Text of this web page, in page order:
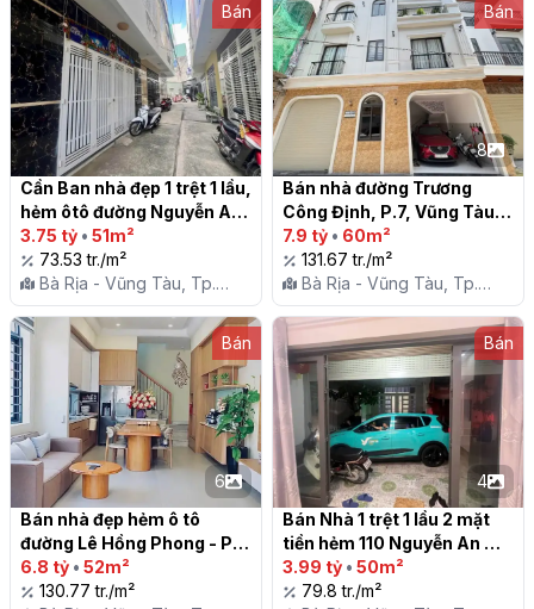
Bán
Cần Ban nhà đẹp 1 trệt 1 lầu,
hẻm ôtô đường Nguyễn An
Ninh, phường 7, Vũng Tàu
3.75 tỷ • 51m²
73.53 tr./m²
Bà Rịa - Vũng Tàu, Tp.
Vũng Tàu, P. 7
Bán
8
Bán nhà đường Trương
Công Định, P.7, Vũng Tàu
7.9 tỷ • 60m²
131.67 tr./m²
Bà Rịa - Vũng Tàu, Tp.
Vũng Tàu, P. 7
Bán
6
Bán nhà đẹp hẻm ô tô
đường Lê Hồng Phong - P7
- TP Vũng Tàu
6.8 tỷ • 52m²
130.77 tr./m²
Bán
4
Bán Nhà 1 trệt 1 lầu 2 mặt
tiền hẻm 110 Nguyễn An
Ninh, P7 TP. Vũng Tàu
3.99 tỷ • 50m²
79.8 tr./m²